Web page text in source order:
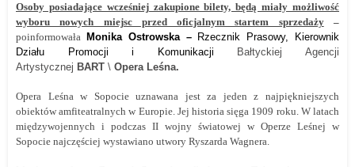
Osoby posiadające wcześniej zakupione bilety, będą miały możliwość
wyboru nowych miejsc przed oficjalnym startem sprzedaży–
poinformowała Monika Ostrowska – Rzecznik Prasowy, Kierownik
Działu Promocji i Komunikacji
Bałtyckiej Agencji
Artystycznej BART \ Opera Leśna.
Opera Leśna w Sopocie uznawana jest za jeden z najpiękniejszych
obiektów amfiteatralnych w Europie. Jej historia sięga 1909 roku. W latach
międzywojennych i podczas II wojny światowej w Operze Leśnej w
Sopocie najczęściej wystawiano utwory Ryszarda Wagnera.